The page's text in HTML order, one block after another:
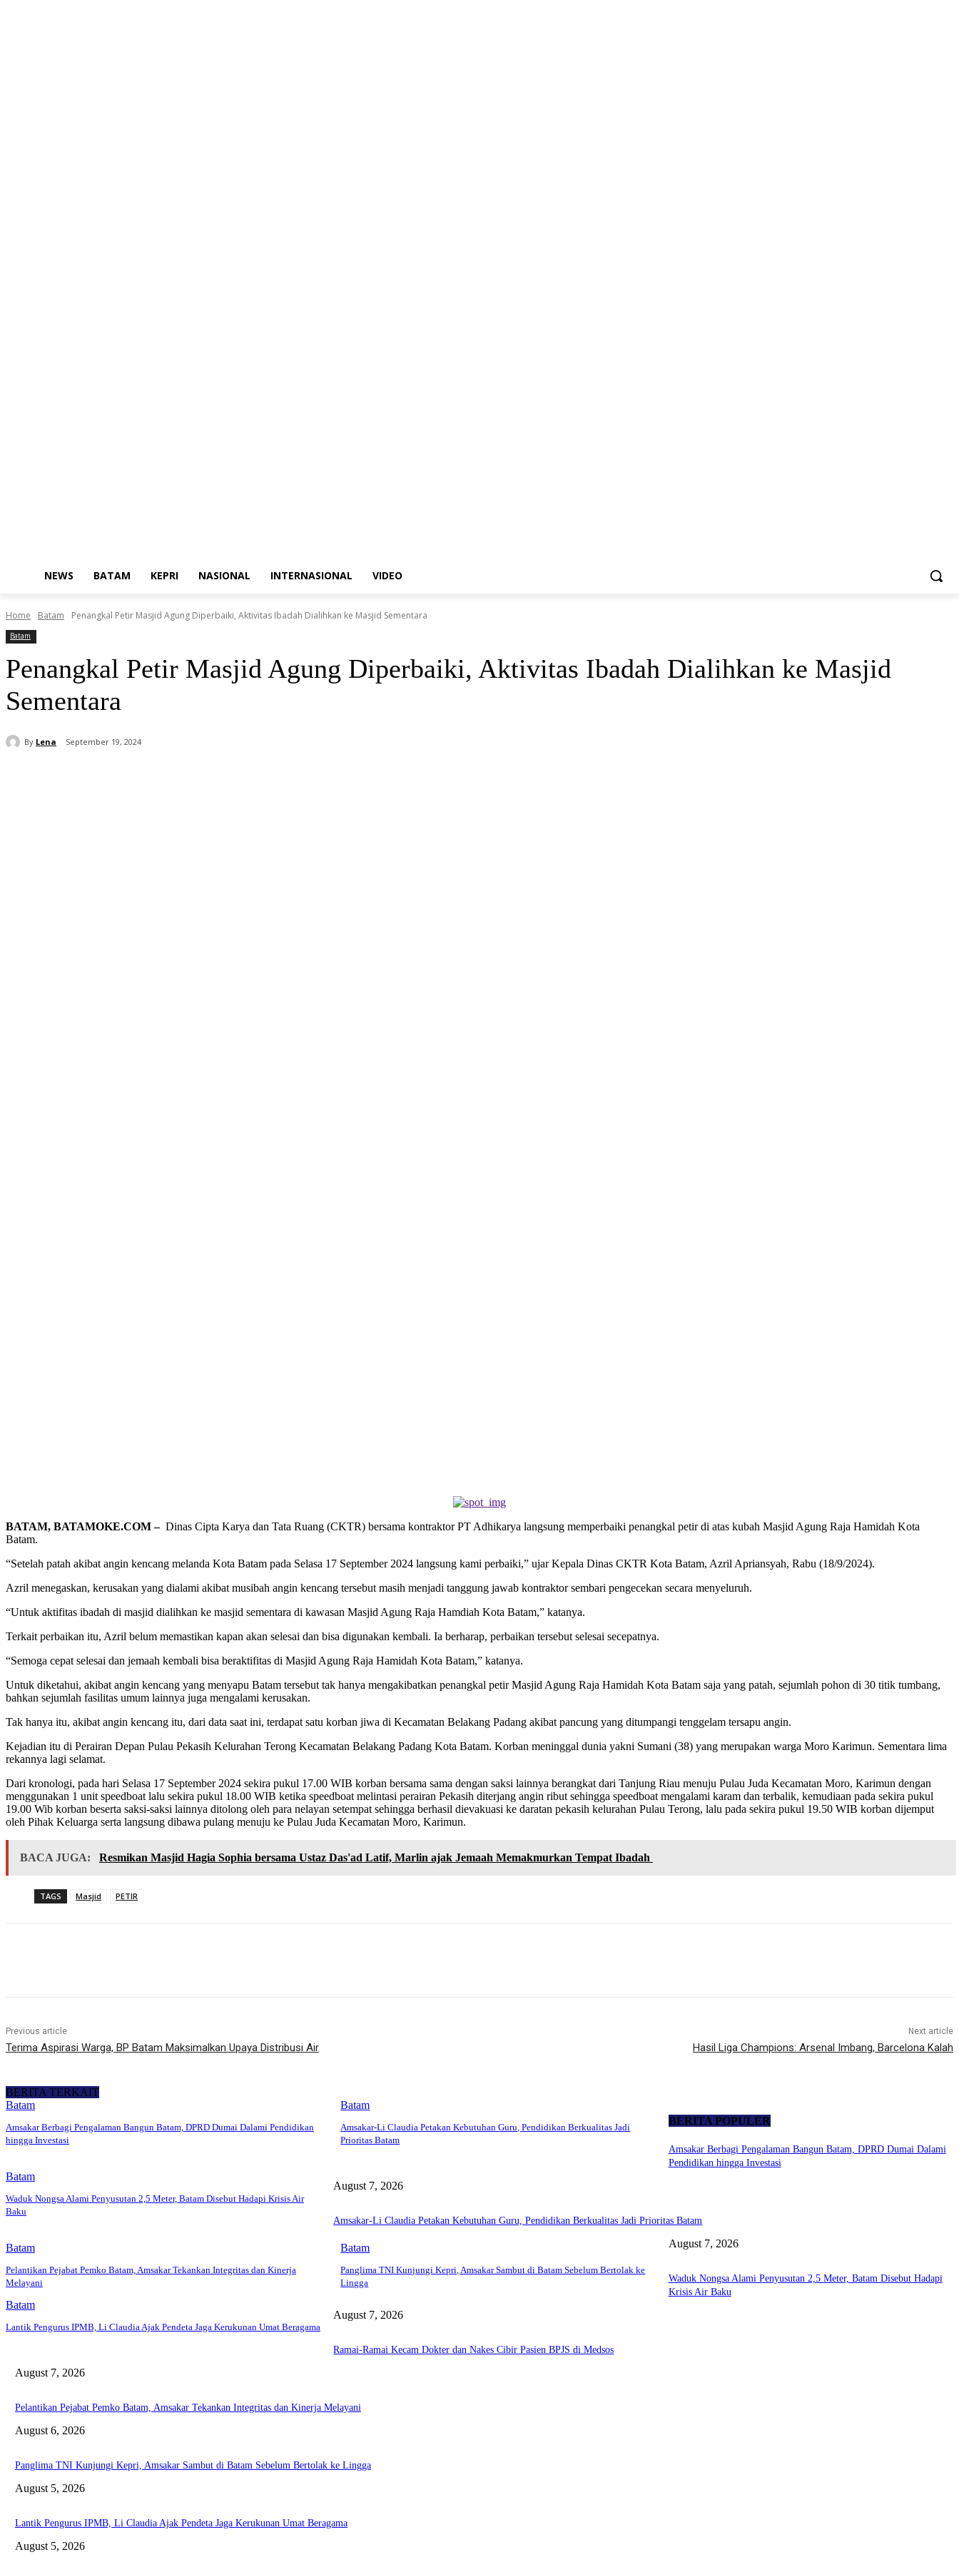
NEWS BATAM KEPRI NASIONAL INTERNASIONAL VIDEO
Home Batam Penangkal Petir Masjid Agung Diperbaiki, Aktivitas Ibadah Dialihkan ke Masjid Sementara
Batam
Penangkal Petir Masjid Agung Diperbaiki, Aktivitas Ibadah Dialihkan ke Masjid
Sementara
By Lena September 19, 2024
BATAM, BATAMOKE.COM – Dinas Cipta Karya dan Tata Ruang (CKTR) bersama kontraktor PT Adhikarya langsung memperbaiki penangkal petir di atas kubah Masjid Agung Raja Hamidah Kota
Batam.
“Setelah patah akibat angin kencang melanda Kota Batam pada Selasa 17 September 2024 langsung kami perbaiki,” ujar Kepala Dinas CKTR Kota Batam, Azril Apriansyah, Rabu (18/9/2024).
Azril menegaskan, kerusakan yang dialami akibat musibah angin kencang tersebut masih menjadi tanggung jawab kontraktor sembari pengecekan secara menyeluruh.
“Untuk aktifitas ibadah di masjid dialihkan ke masjid sementara di kawasan Masjid Agung Raja Hamdiah Kota Batam,” katanya.
Terkait perbaikan itu, Azril belum memastikan kapan akan selesai dan bisa digunakan kembali. Ia berharap, perbaikan tersebut selesai secepatnya.
“Semoga cepat selesai dan jemaah kembali bisa beraktifitas di Masjid Agung Raja Hamidah Kota Batam,” katanya.
Untuk diketahui, akibat angin kencang yang menyapu Batam tersebut tak hanya mengakibatkan penangkal petir Masjid Agung Raja Hamidah Kota Batam saja yang patah, sejumlah pohon di 30 titik tumbang,
bahkan sejumlah fasilitas umum lainnya juga mengalami kerusakan.
Tak hanya itu, akibat angin kencang itu, dari data saat ini, terdapat satu korban jiwa di Kecamatan Belakang Padang akibat pancung yang ditumpangi tenggelam tersapu angin.
Kejadian itu di Perairan Depan Pulau Pekasih Kelurahan Terong Kecamatan Belakang Padang Kota Batam. Korban meninggal dunia yakni Sumani (38) yang merupakan warga Moro Karimun. Sementara lima
rekannya lagi selamat.
Dari kronologi, pada hari Selasa 17 September 2024 sekira pukul 17.00 WIB korban bersama sama dengan saksi lainnya berangkat dari Tanjung Riau menuju Pulau Juda Kecamatan Moro, Karimun dengan
menggunakan 1 unit speedboat lalu sekira pukul 18.00 WIB ketika speedboat melintasi perairan Pekasih diterjang angin ribut sehingga speedboat mengalami karam dan terbalik, kemudiaan pada sekira pukul
19.00 Wib korban beserta saksi-saksi lainnya ditolong oleh para nelayan setempat sehingga berhasil dievakuasi ke daratan pekasih kelurahan Pulau Terong, lalu pada sekira pukul 19.50 WIB korban dijemput
oleh Pihak Keluarga serta langsung dibawa pulang menuju ke Pulau Juda Kecamatan Moro, Karimun.
BACA JUGA: Resmikan Masjid Hagia Sophia bersama Ustaz Das'ad Latif, Marlin ajak Jemaah Memakmurkan Tempat Ibadah
TAGS Masjid PETIR
Previous article
Terima Aspirasi Warga, BP Batam Maksimalkan Upaya Distribusi Air
Next article
Hasil Liga Champions: Arsenal Imbang, Barcelona Kalah
BERITA TERKAIT
Batam
Amsakar Berbagi Pengalaman Bangun Batam, DPRD Dumai Dalami Pendidikan
hingga Investasi
Batam
Amsakar-Li Claudia Petakan Kebutuhan Guru, Pendidikan Berkualitas Jadi
Prioritas Batam
Batam
Waduk Nongsa Alami Penyusutan 2,5 Meter, Batam Disebut Hadapi Krisis Air
Baku
Batam
Pelantikan Pejabat Pemko Batam, Amsakar Tekankan Integritas dan Kinerja
Melayani
Batam
Panglima TNI Kunjungi Kepri, Amsakar Sambut di Batam Sebelum Bertolak ke
Lingga
Batam
Lantik Pengurus IPMB, Li Claudia Ajak Pendeta Jaga Kerukunan Umat Beragama
BERITA POPULER
Amsakar Berbagi Pengalaman Bangun Batam, DPRD Dumai Dalami
Pendidikan hingga Investasi
August 7, 2026
Amsakar-Li Claudia Petakan Kebutuhan Guru, Pendidikan Berkualitas Jadi Prioritas Batam
August 7, 2026
Waduk Nongsa Alami Penyusutan 2,5 Meter, Batam Disebut Hadapi
Krisis Air Baku
August 7, 2026
Ramai-Ramai Kecam Dokter dan Nakes Cibir Pasien BPJS di Medsos
August 7, 2026
Pelantikan Pejabat Pemko Batam, Amsakar Tekankan Integritas dan Kinerja Melayani
August 6, 2026
Panglima TNI Kunjungi Kepri, Amsakar Sambut di Batam Sebelum Bertolak ke Lingga
August 5, 2026
Lantik Pengurus IPMB, Li Claudia Ajak Pendeta Jaga Kerukunan Umat Beragama
August 5, 2026